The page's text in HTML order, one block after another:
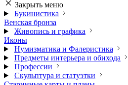
Закрыть меню
Букинистика
Венская бронза
Живопись и графика
Иконы
Нумизматика и Фалеристика
Предметы интерьера и обихода
Профессии
Скульптура и статуэтки